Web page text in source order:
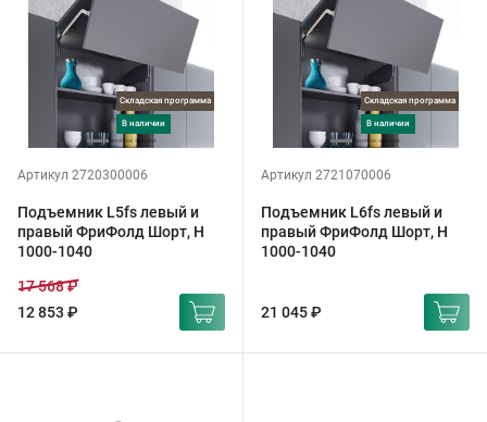
Складская программа
в наличии
Артикул 2720300006
Подъемник L5fs левый и
правый ФриФолд Шорт, H
1000-1040
12 853 ₽
17 568 ₽
Складская программа
в наличии
Артикул 2721070006
Подъемник L6fs левый и
правый ФриФолд Шорт, H
1000-1040
21 045 ₽